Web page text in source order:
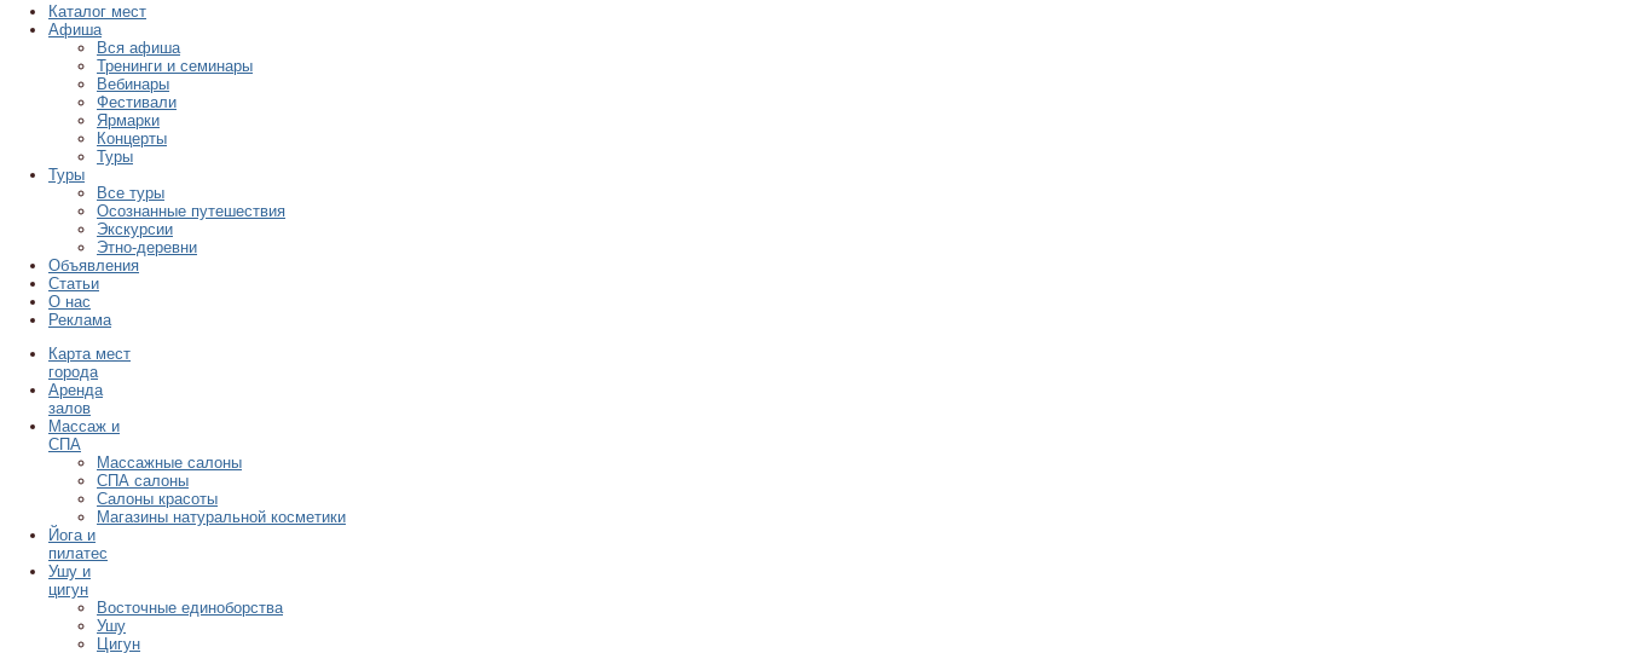
Каталог мест
Афиша
Вся афиша
Тренинги и семинары
Вебинары
Фестивали
Ярмарки
Концерты
Туры
Туры
Все туры
Осознанные путешествия
Экскурсии
Этно-деревни
Объявления
Статьи
О нас
Реклама
Карта мест
города
Аренда
залов
Массаж и
СПА
Массажные салоны
СПА салоны
Салоны красоты
Магазины натуральной косметики
Йога и
пилатес
Ушу и
цигун
Восточные единоборства
Ушу
Цигун